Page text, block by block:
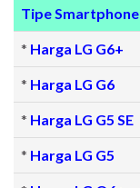
Tipe Smartphone
* Harga LG G6+
* Harga LG G6
* Harga LG G5 SE
* Harga LG G5